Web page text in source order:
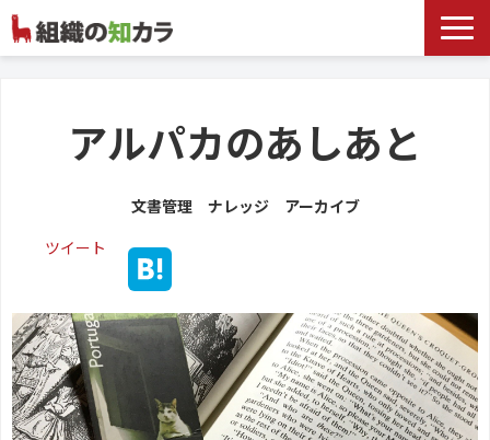
お役立ち記事
記事カテゴリ一覧
お客様事例
アルパカのあしあと
文書管理 ナレッジ アーカイブ
ツイート